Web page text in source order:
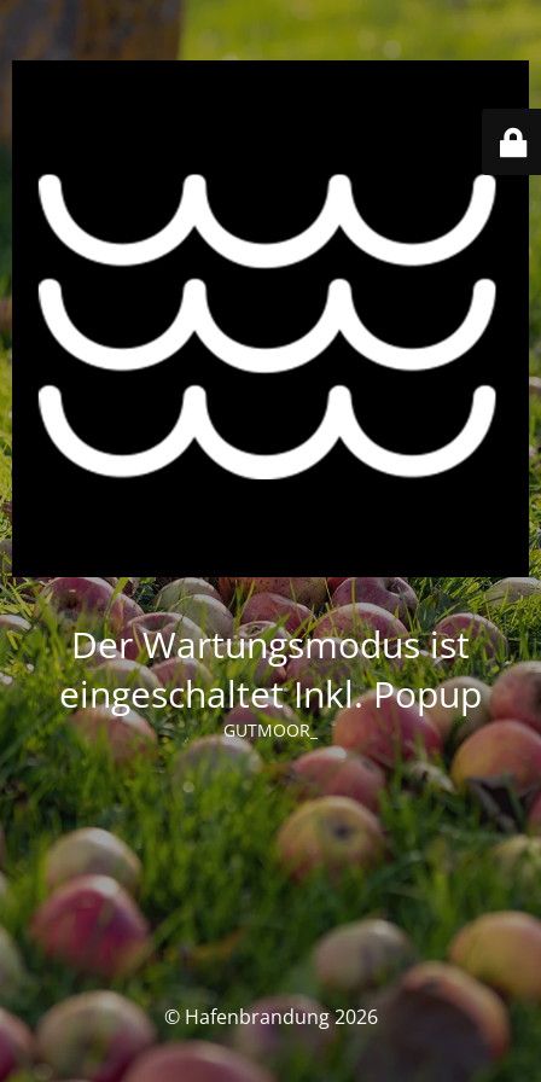
Der Wartungsmodus ist
eingeschaltet Inkl. Popup
GUTMOOR_
© Hafenbrandung 2026